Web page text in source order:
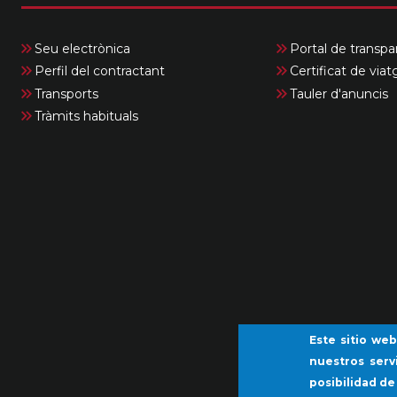
Seu electrònica
Portal de
Perfil del contractant
Certificat de
Transports
Tauler d'anuncis
Tràmits habituals
Este sitio
nuestros
posibilidad